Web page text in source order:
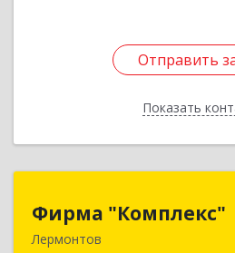
Отправить
Показать
Отправить
Назад
Фирма "Комплекс"
Лермонтов
357348,